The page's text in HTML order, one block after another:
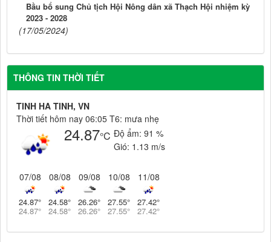
Bầu bổ sung Chủ tịch Hội Nông dân xã Thạch Hội nhiệm kỳ
2023 - 2028
(17/05/2024)
THÔNG TIN THỜI TIẾT
TINH HA TINH, VN
Thời tiết hôm nay 06:05 T6: mưa nhẹ
24.87°C Độ ẩm: 91 %
Gió: 1.13 m/s
07/08
24.87°
24.87°
08/08
24.58°
24.58°
09/08
26.26°
26.26°
10/08
27.55°
27.55°
11/08
27.42°
27.42°